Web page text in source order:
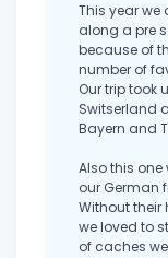
This year
along a pre
because of
number of
Our trip took
Switserland
Bayern and
Also this
our German
Without their
we loved to
of caches